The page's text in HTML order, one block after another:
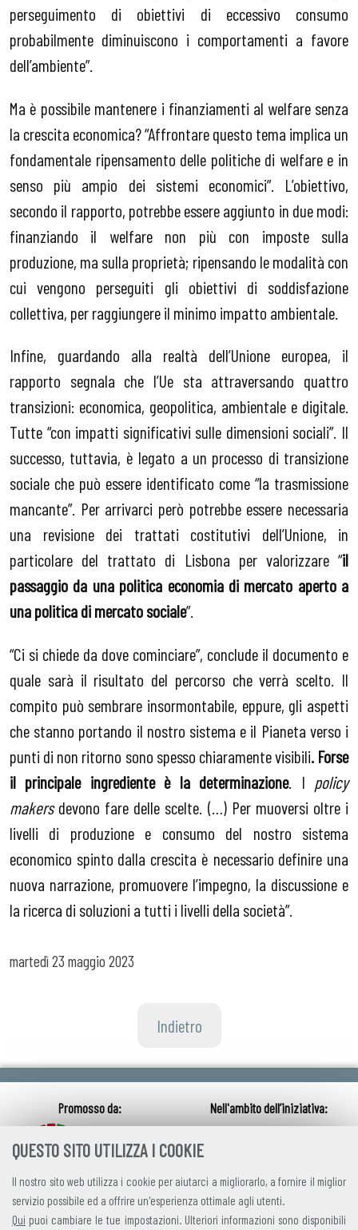
QUESTO SITO UTILIZZA I COOKIE
Il nostro sito web utilizza i cookie per aiutarci a migliorarlo, a fornire il miglior
servizio possibile ed a offrire un'esperienza ottimale agli utenti.
Qui puoi cambiare le tue impostazioni. Ulteriori informazioni sono disponibili
perseguimento di obiettivi di eccessivo consumo
probabilmente diminuiscono i comportamenti a favore
dell’ambiente”.
Ma è possibile mantenere i finanziamenti al welfare senza
la crescita economica? “Affrontare questo tema implica un
fondamentale ripensamento delle politiche di welfare e in
senso più ampio dei sistemi economici”. L’obiettivo,
secondo il rapporto, potrebbe essere aggiunto in due modi:
finanziando il welfare non più con imposte sulla
produzione, ma sulla proprietà; ripensando le modalità con
cui vengono perseguiti gli obiettivi di soddisfazione
collettiva, per raggiungere il minimo impatto ambientale.
Infine, guardando alla realtà dell’Unione europea, il
rapporto segnala che l’Ue sta attraversando quattro
transizioni: economica, geopolitica, ambientale e digitale.
Tutte “con impatti significativi sulle dimensioni sociali”. Il
successo, tuttavia, è legato a un processo di transizione
sociale che può essere identificato come “la trasmissione
mancante”. Per arrivarci però potrebbe essere necessaria
una revisione dei trattati costitutivi dell’Unione, in
particolare del trattato di Lisbona per valorizzare “il
passaggio da una politica economia di mercato aperto a
una politica di mercato sociale”.
“Ci si chiede da dove cominciare”, conclude il documento e
quale sarà il risultato del percorso che verrà scelto. Il
compito può sembrare insormontabile, eppure, gli aspetti
che stanno portando il nostro sistema e il Pianeta verso i
punti di non ritorno sono spesso chiaramente visibili. Forse
il principale ingrediente è la determinazione. I policy
makersdevono fare delle scelte. (…) Per muoversi oltre i
livelli di produzione e consumo del nostro sistema
economico spinto dalla crescita è necessario definire una
nuova narrazione, promuovere l’impegno, la discussione e
la ricerca di soluzioni a tutti i livelli della società”.
martedì 23 maggio 2023
Indietro